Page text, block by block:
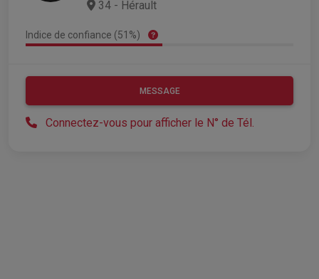
34 - Hérault
Indice de confiance (51%)
MESSAGE
Connectez-vous pour afficher le N° de Tél.